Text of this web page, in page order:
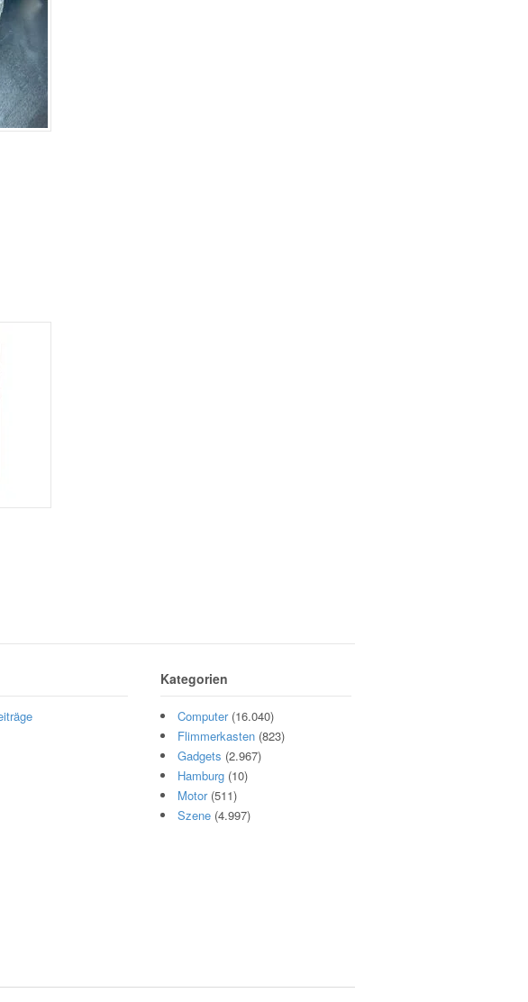
Kategorien
Computer(16.040)
Flimmerkasten (823)
Gadgets (2.967)
Hamburg (10)
Motor(511)
Szene (4.997)